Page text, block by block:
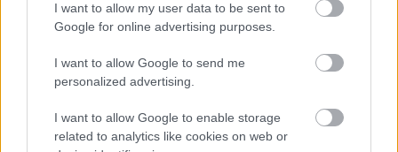
I want to allow my user data to be sent to
Google for online advertising purposes.
I want to allow Google to send me
personalized advertising.
I want to allow Google to enable storage
related to analytics like cookies on web or
1 nap 12 óra 16 perc 1 másodperc
Leeds Unitedvs Manchester United2026-08-12 20:30
ELŐZŐ MÉRKŐZÉSEK